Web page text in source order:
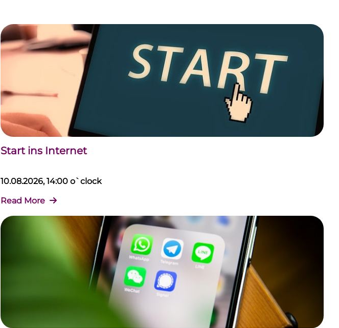
Start ins Internet
10.08.2026, 14:00 o`clock
Read More